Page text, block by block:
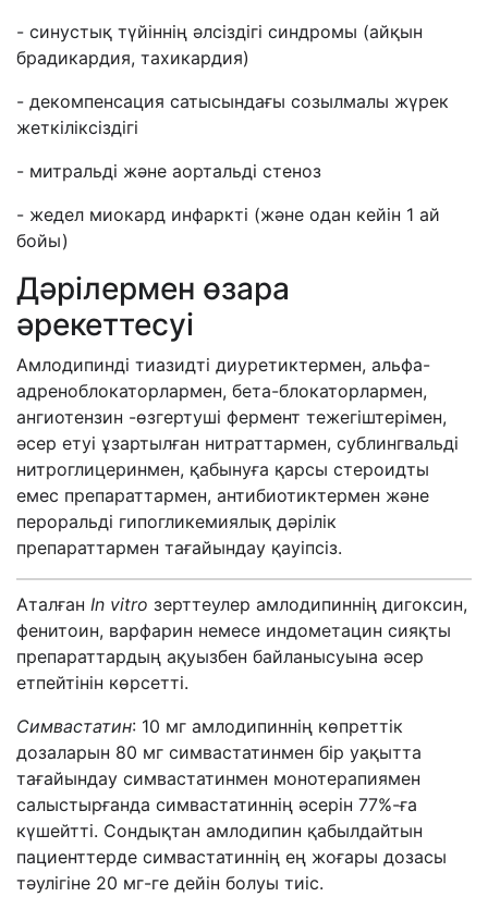
- синустық түйіннің әлсіздігі синдромы (айқын
брадикардия, тахикардия)
- декомпенсация сатысындағы созылмалы жүрек
жеткіліксіздігі
- митральді және аортальді стеноз
- жедел миокард инфаркті (және одан кейін 1 ай
бойы)
Дәрілермен өзара
әрекеттесуі
Амлодипинді тиазидті диуретиктермен, альфа-
адреноблокаторлармен, бета-блокаторлармен,
ангиотензин -өзгертуші фермент тежегіштерімен,
әсер етуі ұзартылған нитраттармен, сублингвальді
нитроглицеринмен, қабынуға қарсы стероидты
емес препараттармен, антибиотиктермен және
пероральді гипогликемиялық дәрілік
препараттармен тағайындау қауіпсіз.
Аталған In vitro зерттеулер амлодипиннің дигоксин,
фенитоин, варфарин немесе индометацин сияқты
препараттардың ақуызбен байланысуына әсер
етпейтінін көрсетті.
Симвастатин: 10 мг амлодипиннің көпреттік
дозаларын 80 мг симвастатинмен бір уақытта
тағайындау симвастатинмен монотерапиямен
салыстырғанда симвастатиннің әсерін 77%-ға
күшейтті. Сондықтан амлодипин қабылдайтын
пациенттерде симвастатиннің ең жоғары дозасы
тәулігіне 20 мг-ге дейін болуы тиіс.